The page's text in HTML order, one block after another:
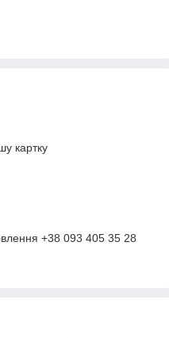
картку
+38 093 405 35 28